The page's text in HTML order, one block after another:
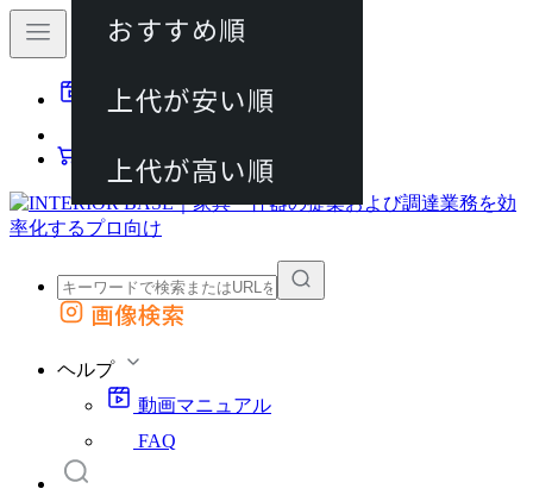
動画マニュアル
カート
外部サイトの商品をカートに追加
画像検索
ヘルプ
動画マニュアル
FAQ
おすすめ順
上代が安い順
上代が高い順